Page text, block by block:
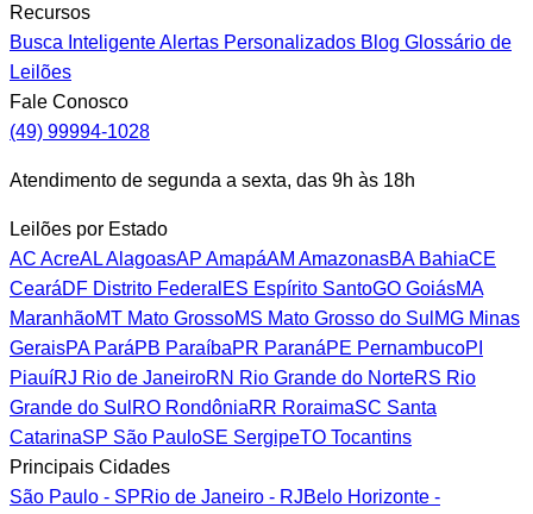
Recursos
Busca InteligenteAlertas Personalizados Blog Glossário de
Leilões
Fale Conosco
(49) 99994-1028
Atendimento de segunda a sexta, das 9h às 18h
Leilões por Estado
AC AcreALAlagoasAP AmapáAM AmazonasBABahiaCE
CearáDF Distrito Federal ES Espírito SantoGO GoiásMA
MaranhãoMT Mato GrossoMS Mato Grosso do Sul MG Minas
GeraisPAParáPB ParaíbaPR ParanáPE PernambucoPI
PiauíRJ Rio de JaneiroRN Rio Grande do NorteRS Rio
Grande do Sul RO RondôniaRR RoraimaSC Santa
CatarinaSP São PauloSE SergipeTO Tocantins
Principais Cidades
São Paulo - SPRio de Janeiro - RJBelo Horizonte -